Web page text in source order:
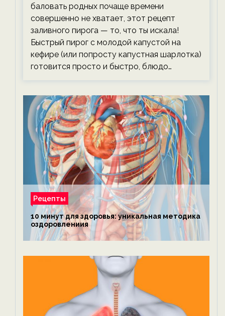
баловать родных почаще времени
совершенно не хватает, этот рецепт
заливного пирога — то, что ты искала!
Быстрый пирог с молодой капустой на
кефире (или попросту капустная шарлотка)
готовится просто и быстро, блюдо…
Рецепты
10 минут для здоровья: уникальная методика
оздоровлениия